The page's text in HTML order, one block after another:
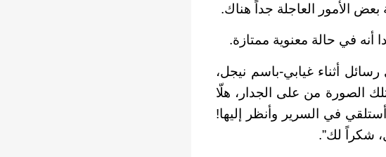
بعض الأمور العاجلة جداً هناك.
أنه في حالة معنوية ممتازة.
أثناء غيابي-باسم نيجل،
الصورة من على الجدار، هلّا
في السرير وأنظر إليها!
شكراً لك”.